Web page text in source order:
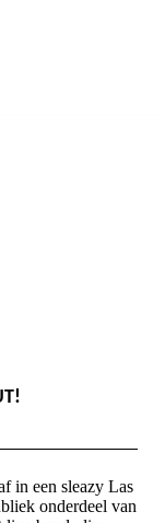
in een sleazy Las
onderdeel van